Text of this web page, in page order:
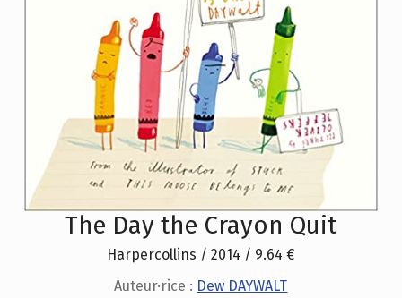
The Day the Crayon Quit
Harpercollins / 2014 / 9.64 €
Auteur·rice : Dew DAYWALT